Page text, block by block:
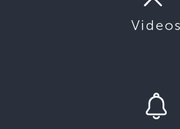
Videos